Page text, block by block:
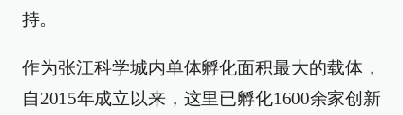
持。
作为张江科学城内单体孵化面积最大的载体，
自2015年成立以来，这里已孵化1600余家创新